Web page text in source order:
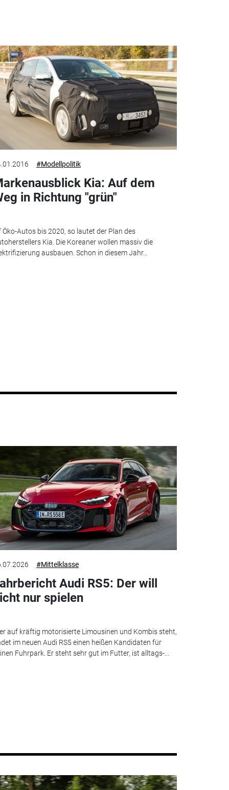
#Modellpolitik
Kia: Auf dem
in Richtung "grün"
Öko-Autos bis 2020, so lautet der Plan des
Kia. Die Koreaner wollen massiv die
ausbauen. Schon in diesem Jahr...
#Mittelklasse
Audi RS5: Der will
nur spielen
auf kräftig motorisierte Limousinen und Kombis steht,
im neuen Audi RS5 einen heißen Kandidaten für
Fuhrpark. Er steht sehr gut im Futter, ist alltags-...